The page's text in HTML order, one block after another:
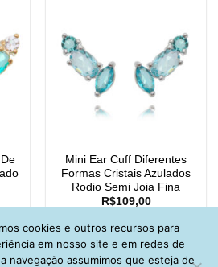
Mini Ear Cuff Diferentes
Formas Cristais Azulados
Rodio Semi Joia Fina
R$109,00
cookies e outros recursos para
em nosso site e em redes de
navegação assumimos que esteja de